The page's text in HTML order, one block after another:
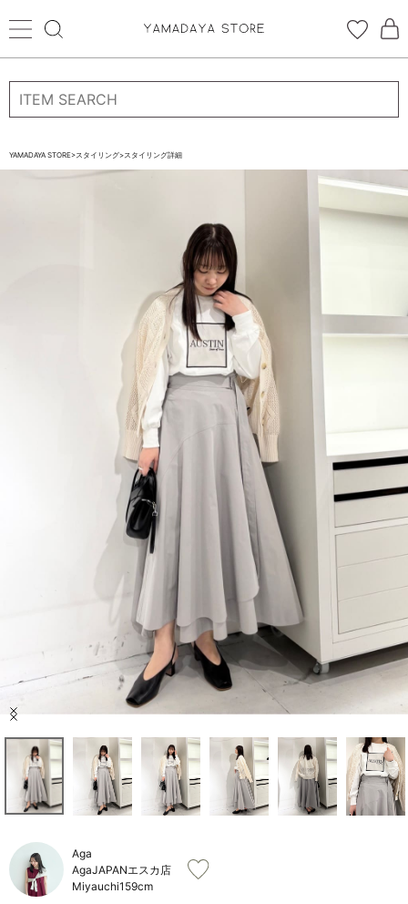
ログイン 新規会員登録
STORE BRAND・LABELから探す
店舗検索
ご利用ガイド/ヘルプ
YAMADAYA STORE>スタイリング>スタイリング詳細
Item
Aga
AgaJAPANエスカ店
Miyauchi159cm